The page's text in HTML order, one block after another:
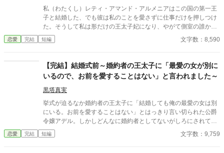
い、あります。盛りだくさんで。 元・男、今・女。 “白い結婚か
らの離縁”から始まる、人生劇場ここに開幕。 -----『白い結婚の行
方』シリーズ ----- 『白い結婚の行方』の物語が始まる、前のお
話です。
私（わたくし）レティ・アマンド・アルメニアはこの国の第一王
子と結婚した、でも彼は私のことを愛さずに仕事だけを押しつけ
た。そうして私は形だけの王太子妃になり、やがて側室の誰かに
バルコニーから突き落とされて死んだ。でも、気がついたら私は
三歳の子どもに戻っていた。
恋愛 完結 短編 文字数：8,590
【完結】結婚式前～婚約者の王太子に「最愛の女が別に
いるので、お前を愛することはない」と言われました～
黒塔真実
挙式が迫るなか婚約者の王太子に「結婚しても俺の最愛の女は別
にいる。お前を愛することはない」とはっきり言い切られた公爵
令嬢アデル。しかしどんなに婚約者としてないがしろにされても
女性としての誇りを傷つけられても彼女は平気だった。なぜなら
大切な「心の拠り所」があるから……。しかし、王立学園の卒業
恋愛 完結 短編 文字数：9,759